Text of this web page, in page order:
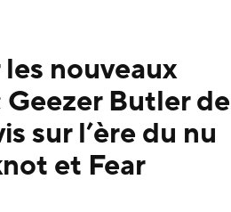
nouveaux
Butler de
sur l’ère du nu
et Fear